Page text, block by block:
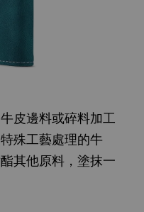
皮邊料或碎料加工
殊工藝處理的牛
其他原料，塗抹一